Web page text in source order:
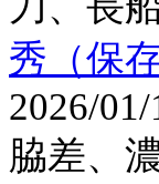
秀（保
2026/01/
脇差、